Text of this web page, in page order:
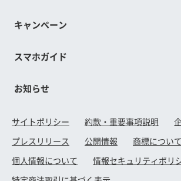
キャンペーン
スマホガイド
お知らせ
サイトポリシー 約款・重要事項説明
プレスリリース
公開情報
商標について
個人情報について
情報セキュリティポリ